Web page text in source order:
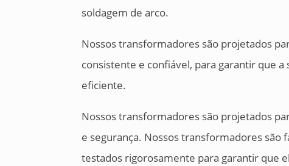
soldagem de arco.
Nossos transformadores são projetados
consistente e confiável, para garantir que
eficiente.
Nossos transformadores são projetados
e segurança. Nossos transformadores são
testados rigorosamente para garantir que